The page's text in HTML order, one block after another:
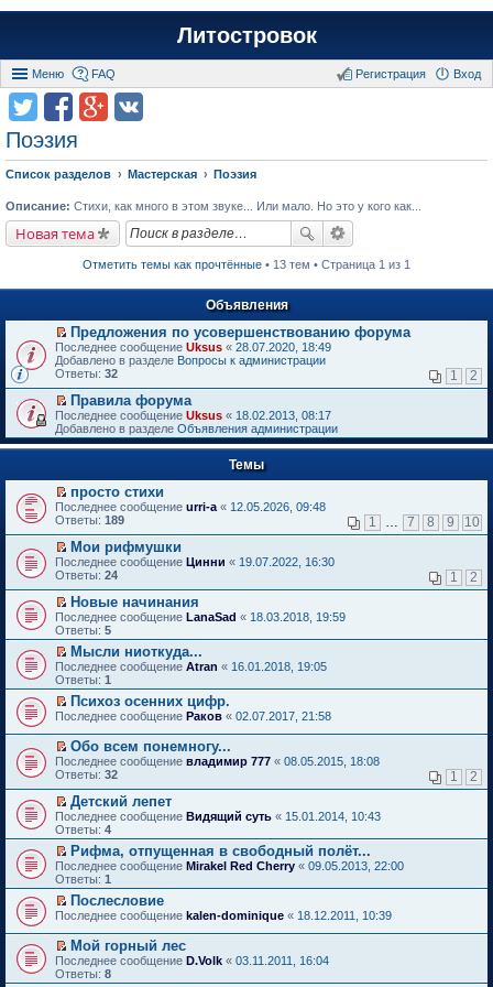
Литостровок
Меню FAQ Вход
Регистрация
Поэзия
Список разделов Мастерская Поэзия
Описание: Стихи, как много в этом звуке... Или мало. Но это у кого как...
Новая тема
Отметить темы как прочтённые • 13 тем • Страница 1 из 1
Объявления
П
е
р
й
т
и
к
п
в
о
м
у
н
е
п
р
о
ч
и
т
а
н
н
о
м
у
о
о
б
щ
е
н
и
ю
Предложения по усовершенствованию форума
Последнее сообщение Uksus « 28.07.2020, 18:49
Добавлено в разделе Вопросы к администрации
Ответы: 32 1 2
П
е
р
е
т
и
к
п
р
в
о
м
у
н
е
п
р
о
ч
и
а
н
о
м
у
с
о
о
б
щ
е
н
и
ю
Правила форума
Последнее сообщение Uksus « 18.02.2013, 08:17
Добавлено в разделе Объявления администрации
Темы
П
е
е
й
т
и
к
п
е
р
в
о
м
у
н
е
р
о
ч
и
т
а
н
н
о
м
у
с
о
о
щ
е
н
и
просто стихи
Последнее сообщение urri-a « 12.05.2026, 09:48
Ответы: 189 1 7 8 9 10
П
е
е
й
т
и
п
е
р
в
о
у
н
е
п
р
о
ч
и
т
а
н
н
м
с
о
о
б
Мои рифмушки
Последнее сообщение Цинни « 19.07.2022, 16:30
Ответы: 24 1 2
П
е
р
е
й
т
и
к
п
е
р
в
о
у
н
е
п
р
о
ч
и
т
а
н
н
о
м
у
Новые начинания
Последнее сообщение LanaSad « 18.03.2018, 19:59
Ответы: 5
П
е
р
й
и
п
е
р
в
о
м
у
н
е
п
р
о
и
т
а
н
Мысли ниоткуда...
Последнее сообщение Atran « 16.01.2018, 19:05
Ответы: 1
П
р
е
й
т
и
к
п
е
р
в
о
м
у
н
е
п
р
о
ч
Психоз осенних цифр.
Последнее сообщение Раков « 02.07.2017, 21:58
П
е
е
й
т
и
п
е
р
в
о
у
н
е
п
Обо всем понемногу...
Последнее сообщение владимир 777 « 08.05.2015, 18:08
Ответы: 32 1 2
П
е
р
е
й
т
и
к
п
е
р
в
о
м
Детский лепет
Последнее сообщение Видящий суть « 15.01.2014, 10:43
Ответы: 4
П
е
р
й
и
к
п
е
Рифма, отпущенная в свободный полёт...
Последнее сообщение Mirakel Red Cherry « 09.05.2013, 22:00
Ответы: 1
П
р
е
й
т
Послесловие
Последнее сообщение kalen-dominique « 18.12.2011, 10:39
П
е
р
Мой горный лес
Последнее сообщение D.Volk « 03.11.2011, 16:04
Ответы: 8